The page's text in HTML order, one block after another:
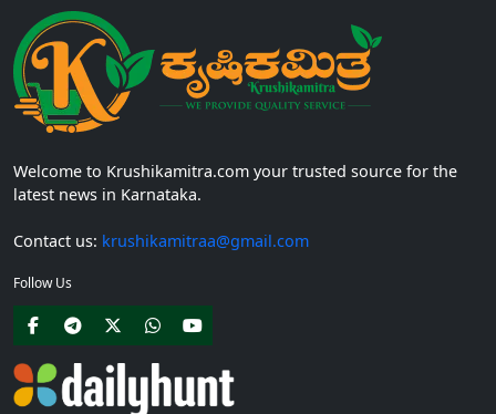
Welcome to Krushikamitra.com your trusted source for the
latest news in Karnataka.
Contact us: krushikamitraa@gmail.com
Follow Us